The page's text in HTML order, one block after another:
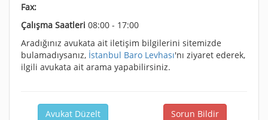
Fax:
Çalışma Saatleri 08:00 - 17:00
Aradığınız avukata ait iletişim bilgilerini sitemizde
bulamadıysanız, İstanbul Baro Levhası'nı ziyaret ederek,
ilgili avukata ait arama yapabilirsiniz.
Avukat Düzelt Sorun Bildir